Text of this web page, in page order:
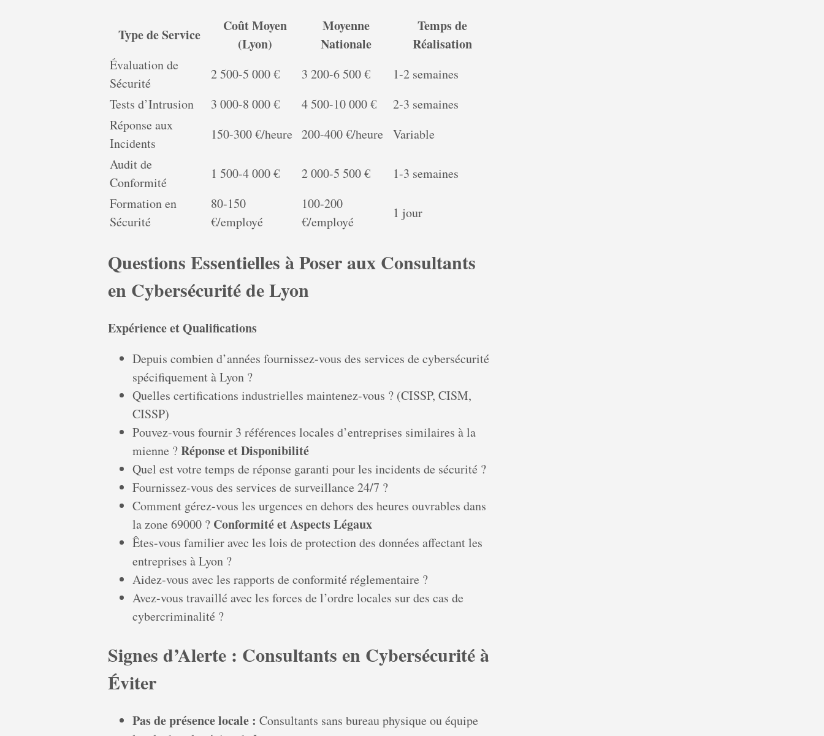
Type de Service
Coût Moyen
(Lyon)
Moyenne
Nationale
Temps de
Réalisation
Évaluation de
Sécurité
2 500-5 000 € 3 200-6 500 €
1-2 semaines
Tests d’Intrusion
3 000-8 000 € 4 500-10 000 €
2-3 semaines
Réponse aux
Incidents
150-300 €/heure 200-400 €/heure
Variable
Audit de
Conformité
1 500-4 000 € 2 000-5 500 €
1-3 semaines
Formation en
Sécurité
80-150
€/employé
100-200
€/employé
1 jour
Questions Essentielles à Poser aux Consultants
en Cybersécurité de Lyon
Expérience et Qualifications
Depuis combien d’années fournissez-vous des services de cybersécurité
spécifiquement à Lyon ?
Quelles certifications industrielles maintenez-vous ? (CISSP, CISM,
CISSP)
Pouvez-vous fournir 3 références locales d’entreprises similaires à la
mienne ?Réponse et Disponibilité
Quel est votre temps de réponse garanti pour les incidents de sécurité ?
Fournissez-vous des services de surveillance 24/7 ?
Comment gérez-vous les urgences en dehors des heures ouvrables dans
la zone 69000 ? Conformité et Aspects Légaux
Êtes-vous familier avec les lois de protection des données affectant les
entreprises à Lyon ?
Aidez-vous avec les rapports de conformité réglementaire ?
Avez-vous travaillé avec les forces de l’ordre locales sur des cas de
cybercriminalité ?
Signes d’Alerte : Consultants en Cybersécurité à
Éviter
Pas de présence locale : Consultants sans bureau physique ou équipe